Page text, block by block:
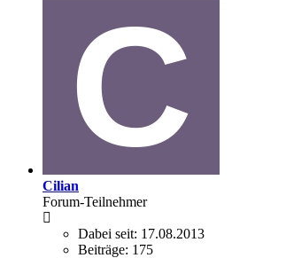
Cilian
Forum-Teilnehmer
Dabei seit: 17.08.2013
Beiträge: 175